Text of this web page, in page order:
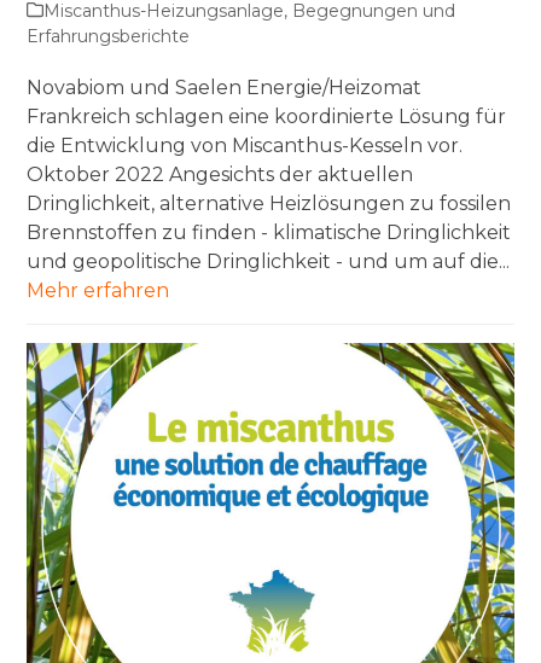
Miscanthus-Heizungsanlage, Begegnungen und
Erfahrungsberichte
Novabiom und Saelen Energie/Heizomat
Frankreich schlagen eine koordinierte Lösung für
die Entwicklung von Miscanthus-Kesseln vor.
Oktober 2022 Angesichts der aktuellen
Dringlichkeit, alternative Heizlösungen zu fossilen
Brennstoffen zu finden - klimatische Dringlichkeit
und geopolitische Dringlichkeit - und um auf die...
Mehr erfahren